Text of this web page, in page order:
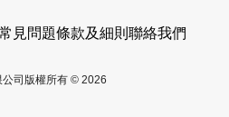
見問題條款及細則 聯絡我們
司版權所有 © 2026